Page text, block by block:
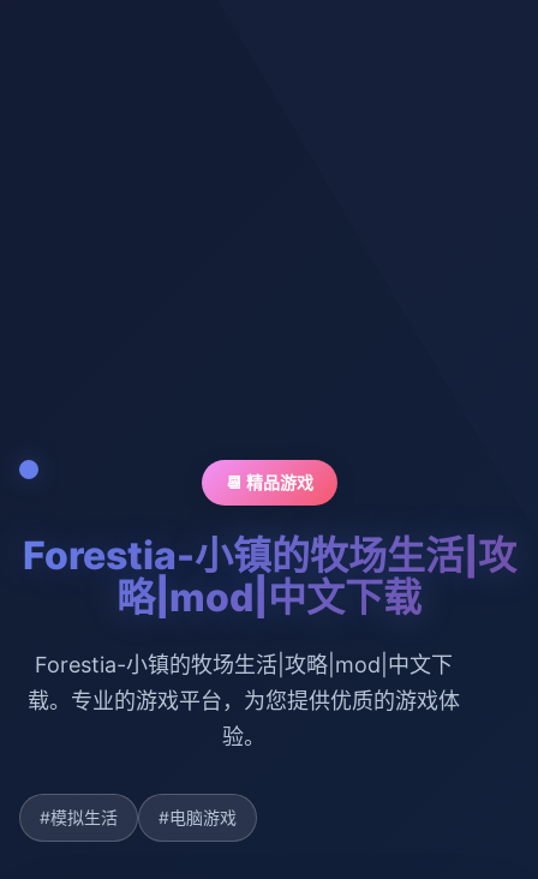
📆 精品游戏
Forestia-小镇的牧场生活|攻
略|mod|中文下载
Forestia-小镇的牧场生活|攻略|mod|中文下
载。专业的游戏平台，为您提供优质的游戏体
验。
#模拟生活 #电脑游戏